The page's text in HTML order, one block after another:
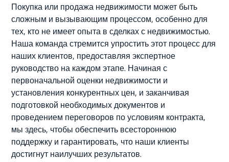
Покупка или продажа недвижимости может быть
сложным и вызывающим процессом, особенно для
тех, кто не имеет опыта в сделках с недвижимостью.
Наша команда стремится упростить этот процесс для
наших клиентов, предоставляя экспертное
руководство на каждом этапе. Начиная с
первоначальной оценки недвижимости и
установления конкурентных цен, и заканчивая
подготовкой необходимых документов и
проведением переговоров по условиям контракта,
мы здесь, чтобы обеспечить всестороннюю
поддержку и гарантировать, что наши клиенты
достигнут наилучших результатов.